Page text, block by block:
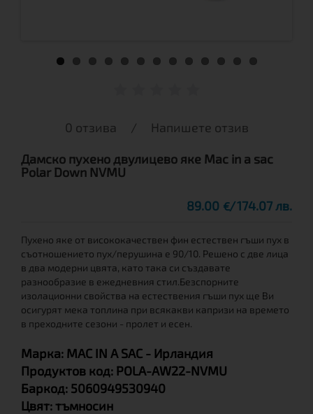
0 отзива / Напишете отзив
Дамско пухено двулицево яке Mac in a sac
Polar Down NVMU
89.00 € 174.07 лв.
Пухено яке от висококачествен фин естествен гъши пух в
съотношението пух/перушина е 90/10. Решено с две лица
в два модерни цвята, като така си създавате
разнообразие в ежедневния стил.Безспорните
изолационни свойства на естествения гъши пух ще Ви
осигурят мека топлина при всякакви капризи на времето
в преходните сезони - пролет и есен.
Марка: MAC IN A SAC - Ирландия
Продуктов код: POLA-AW22-NVMU
Баркод: 5060949530940
Цвят:тъмносин